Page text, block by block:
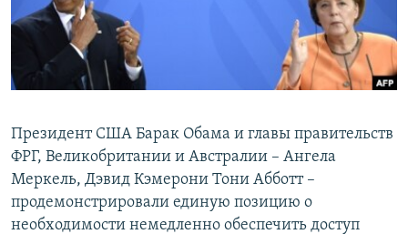
ПОБЕДИТЕЛЕЙ НЕ СУДЯТ?
КРЫМ.НЕПОКОРЕННЫЙ
ПРИСОЕДИНЯЙТЕСЬ!
Все сайты RFE/RL
Президент США Барак Обама и главы правительств
ФРГ, Великобритании и Австралии – Ангела
Меркель, Дэвид Кэмерони Тони Абботт –
продемонстрировали единую позицию о
необходимости немедленно обеспечить доступ